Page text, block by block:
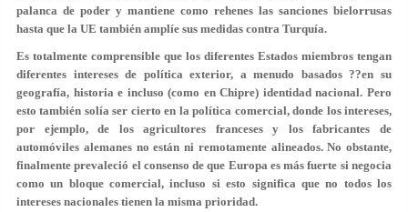
palanca de poder y mantiene como rehenes las sanciones bielorrusas
hasta que la UE también amplíe sus medidas contra Turquía.
Es totalmente comprensible que los diferentes Estados miembros tengan
diferentes intereses de política exterior, a menudo basados ??en su
geografía, historia e incluso (como en Chipre) identidad nacional. Pero
esto también solía ser cierto en la política comercial, donde los intereses,
por ejemplo, de los agricultores franceses y los fabricantes de
automóviles alemanes no están ni remotamente alineados. No obstante,
finalmente prevaleció el consenso de que Europa es más fuerte si negocia
como un bloque comercial, incluso si esto significa que no todos los
intereses nacionales tienen la misma prioridad.